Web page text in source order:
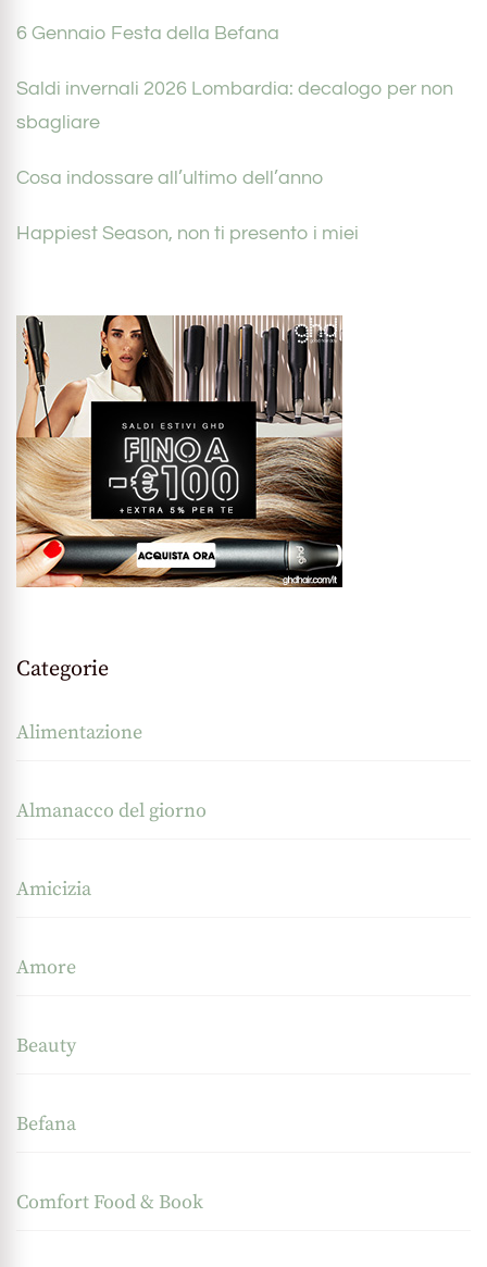
6 Gennaio Festa della Befana
Saldi invernali 2026 Lombardia: decalogo per non
sbagliare
Cosa indossare all’ultimo dell’anno
Happiest Season, non ti presento i miei
Categorie
Alimentazione
Almanacco del giorno
Amicizia
Amore
Beauty
Befana
Comfort Food & Book